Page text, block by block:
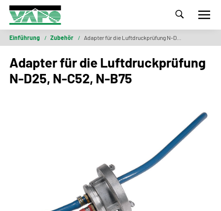
Einführung / Zubehör /
Adapter für die Luftdruckprüfung
N-D25, N-C52, N-B75